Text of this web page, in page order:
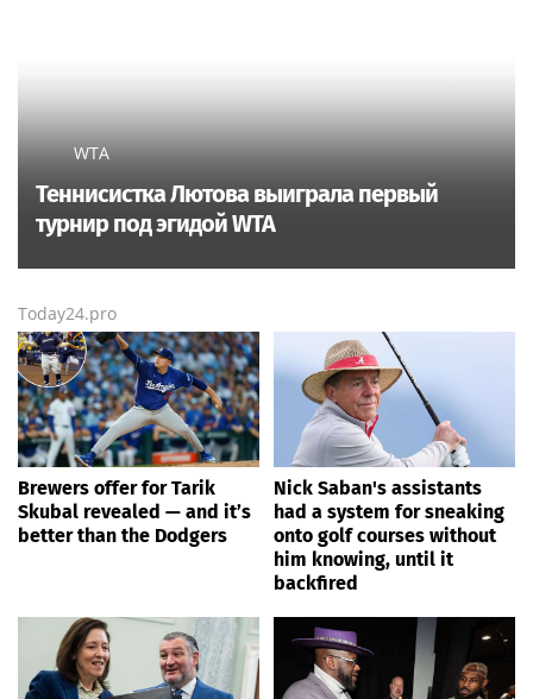
WTA
Теннисистка Лютова выиграла первый
турнир под эгидой WTA
Today24.pro
Brewers offer for Tarik
Skubal revealed — and it’s
better than the Dodgers
Nick Saban's assistants
had a system for sneaking
onto golf courses without
him knowing, until it
backfired